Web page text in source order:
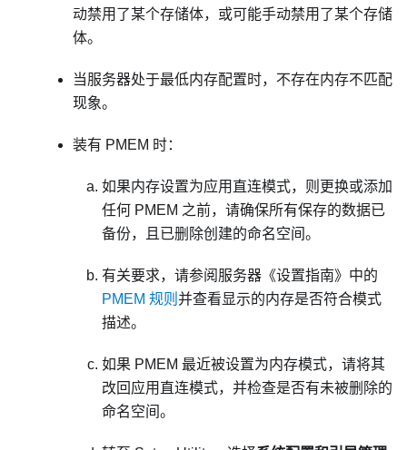
动禁用了某个存储体，或可能手动禁用了某个存储
体。
当服务器处于最低内存配置时，不存在内存不匹配
现象。
装有 PMEM 时：
如果内存设置为应用直连模式，则更换或添加
任何 PMEM 之前，请确保所有保存的数据已
备份，且已删除创建的命名空间。
有关要求，请参阅服务器《设置指南》中的
PMEM 规则 并查看显示的内存是否符合模式
描述。
如果 PMEM 最近被设置为内存模式，请将其
改回应用直连模式，并检查是否有未被删除的
命名空间。